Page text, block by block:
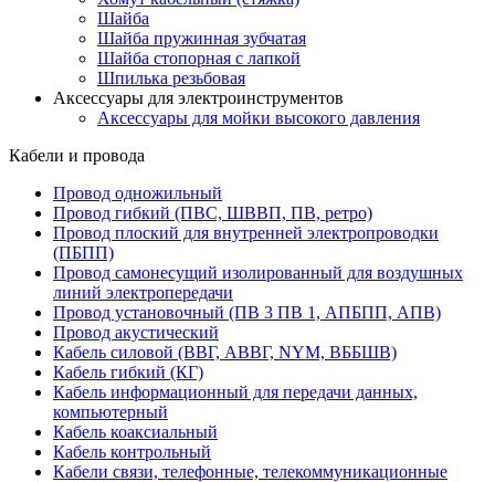
Шайба
Шайба пружинная зубчатая
Шайба стопорная с лапкой
Шпилька резьбовая
Аксессуары для электроинструментов
Аксессуары для мойки высокого давления
Кабели и провода
Провод одножильный
Провод гибкий (ПВС, ШВВП, ПВ, ретро)
Провод плоский для внутренней электропроводки
(ПБПП)
Провод самонесущий изолированный для воздушных
линий электропередачи
Провод установочный (ПВ 3 ПВ 1, АПБПП, АПВ)
Провод акустический
Кабель силовой (ВВГ, АВВГ, NYM, ВББШВ)
Кабель гибкий (КГ)
Кабель информационный для передачи данных,
компьютерный
Кабель коаксиальный
Кабель контрольный
Кабели связи, телефонные, телекоммуникационные